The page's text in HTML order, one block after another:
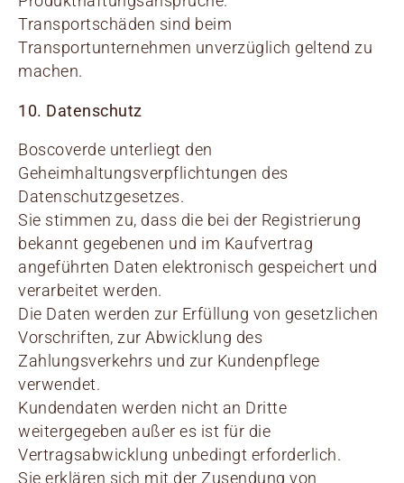
Transportschäden sind beim
Transportunternehmen unverzüglich geltend zu
machen.
10. Datenschutz
Boscoverde unterliegt den
Geheimhaltungsverpflichtungen des
Datenschutzgesetzes.
Sie stimmen zu, dass die bei der Registrierung
bekannt gegebenen und im Kaufvertrag
angeführten Daten elektronisch gespeichert und
verarbeitet werden.
Die Daten werden zur Erfüllung von gesetzlichen
Vorschriften, zur Abwicklung des
Zahlungsverkehrs und zur Kundenpflege
verwendet.
Kundendaten werden nicht an Dritte
weitergegeben außer es ist für die
Vertragsabwicklung unbedingt erforderlich.
Sie erklären sich mit der Zusendung von